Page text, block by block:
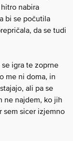
nabira
bi se počutila
da se tudi
se igra te zoprne
me ni doma, in
ali pa se
ne najdem, ko jih
sem sicer izjemno